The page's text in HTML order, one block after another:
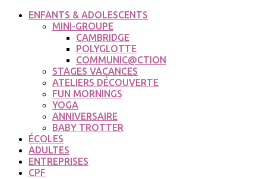
ENFANTS & ADOLESCENTS
MINI-GROUPE
CAMBRIDGE
POLYGLOTTE
COMMUNIC@CTION
STAGES VACANCES
ATELIERS DÉCOUVERTE
FUN MORNINGS
YOGA
ANNIVERSAIRE
BABY TROTTER
ÉCOLES
ADULTES
ENTREPRISES
CPF